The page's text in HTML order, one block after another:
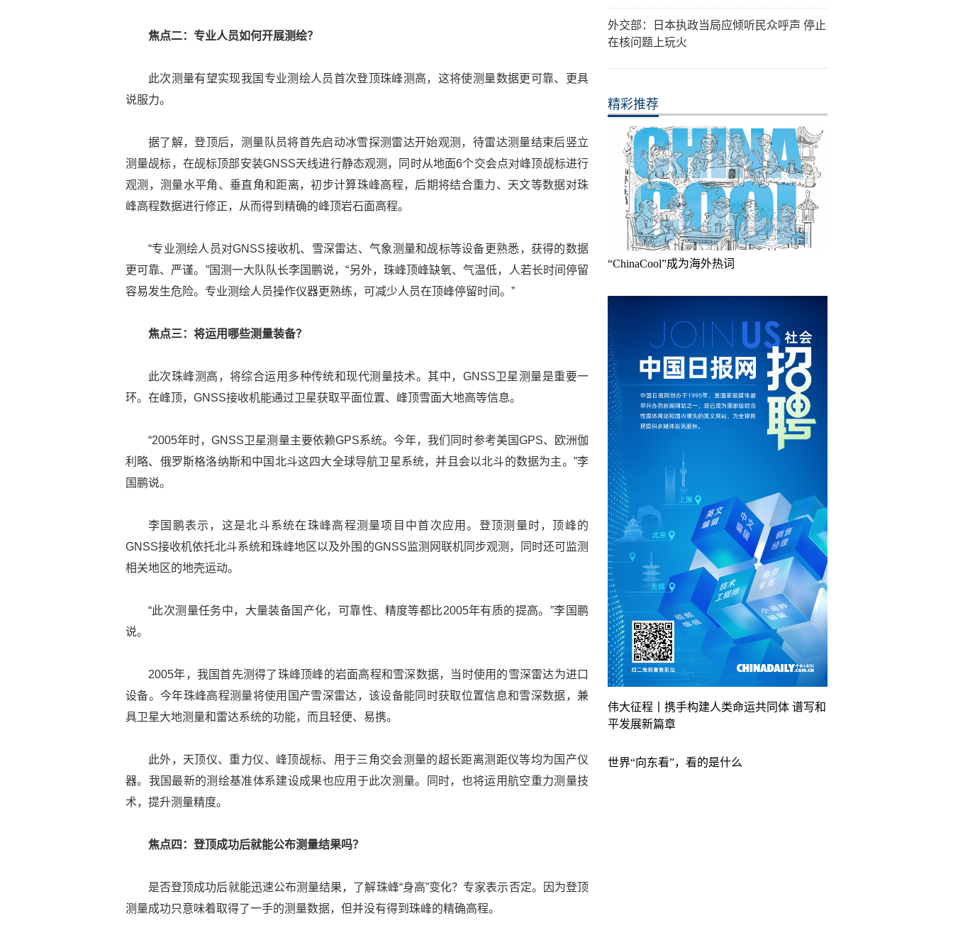
焦点二：专业人员如何开展测绘？
此次测量有望实现我国专业测绘人员首次登顶珠峰测高，这将使测量数据更可靠、更具
说服力。
据了解，登顶后，测量队员将首先启动冰雪探测雷达开始观测，待雷达测量结束后竖立
测量觇标，在觇标顶部安装GNSS天线进行静态观测，同时从地面6个交会点对峰顶觇标进行
观测，测量水平角、垂直角和距离，初步计算珠峰高程，后期将结合重力、天文等数据对珠
峰高程数据进行修正，从而得到精确的峰顶岩石面高程。
“专业测绘人员对GNSS接收机、雪深雷达、气象测量和觇标等设备更熟悉，获得的数据
更可靠、严谨。”国测一大队队长李国鹏说，“另外，珠峰顶峰缺氧、气温低，人若长时间停留
容易发生危险。专业测绘人员操作仪器更熟练，可减少人员在顶峰停留时间。”
焦点三：将运用哪些测量装备？
此次珠峰测高，将综合运用多种传统和现代测量技术。其中，GNSS卫星测量是重要一
环。在峰顶，GNSS接收机能通过卫星获取平面位置、峰顶雪面大地高等信息。
“2005年时，GNSS卫星测量主要依赖GPS系统。今年，我们同时参考美国GPS、欧洲伽
利略、俄罗斯格洛纳斯和中国北斗这四大全球导航卫星系统，并且会以北斗的数据为主。”李
国鹏说。
李国鹏表示，这是北斗系统在珠峰高程测量项目中首次应用。登顶测量时，顶峰的
GNSS接收机依托北斗系统和珠峰地区以及外围的GNSS监测网联机同步观测，同时还可监测
相关地区的地壳运动。
“此次测量任务中，大量装备国产化，可靠性、精度等都比2005年有质的提高。”李国鹏
说。
2005年，我国首先测得了珠峰顶峰的岩面高程和雪深数据，当时使用的雪深雷达为进口
设备。今年珠峰高程测量将使用国产雪深雷达，该设备能同时获取位置信息和雪深数据，兼
具卫星大地测量和雷达系统的功能，而且轻便、易携。
此外，天顶仪、重力仪、峰顶觇标、用于三角交会测量的超长距离测距仪等均为国产仪
器。我国最新的测绘基准体系建设成果也应用于此次测量。同时，也将运用航空重力测量技
术，提升测量精度。
焦点四：登顶成功后就能公布测量结果吗？
是否登顶成功后就能迅速公布测量结果，了解珠峰“身高”变化？专家表示否定。因为登顶
测量成功只意味着取得了一手的测量数据，但并没有得到珠峰的精确高程。
外交部：日本执政当局应倾听民众呼声 停止
在核问题上玩火
精彩推荐
“ChinaCool”成为海外热词
伟大征程丨携手构建人类命运共同体 谱写和
平发展新篇章
世界“向东看”，看的是什么